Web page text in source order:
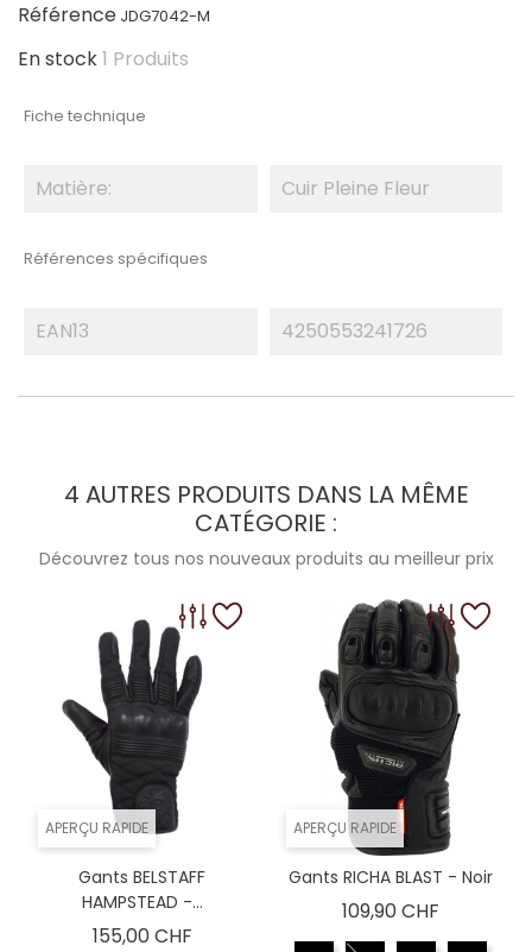
Référence JDG7042-M
En stock1 Produits
Fiche technique
Matière: Cuir Pleine Fleur
Références spécifiques
EAN13 4250553241726
4 AUTRES PRODUITS DANS LA MÊME
CATÉGORIE :
Découvrez tous nos nouveaux produits au meilleur prix
APERÇU RAPIDE
Gants BELSTAFF
HAMPSTEAD -...
155,00 CHFPrix
APERÇU RAPIDE
Gants RICHA BLAST - Noir
109,90 CHFPrix